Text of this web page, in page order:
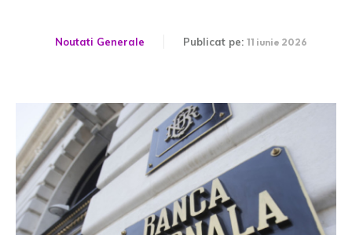
Noutati Generale Publicat pe: 11 iunie 2026